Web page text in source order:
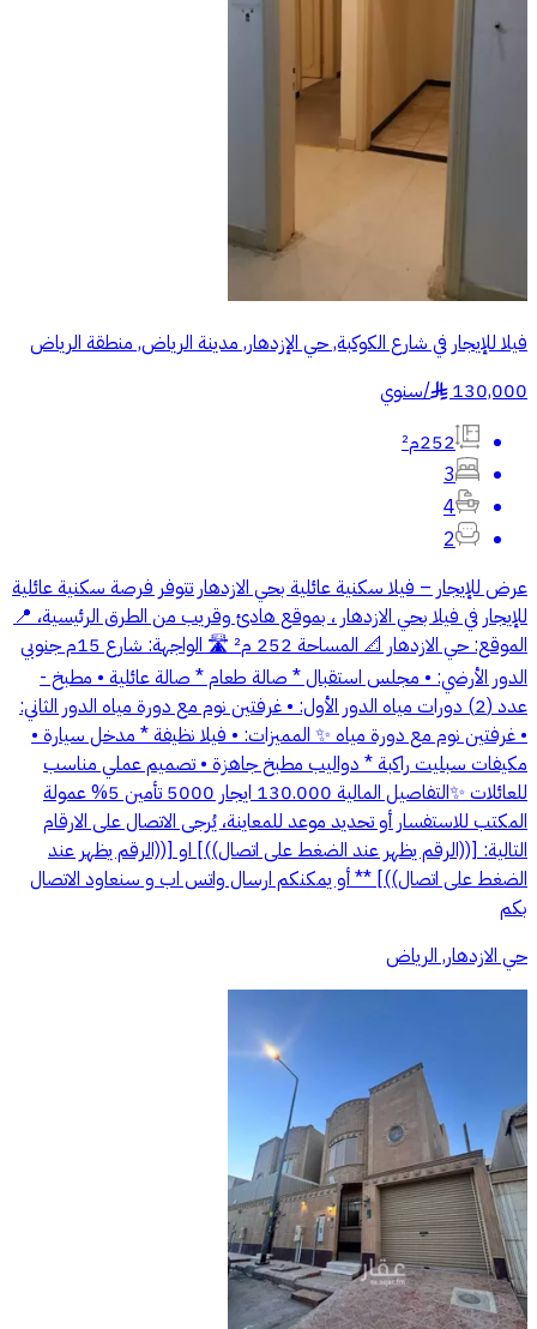
فيلا للإيجار في شارع الكوكبة, حي الإزدهار, مدينة الرياض, منطقة الرياض
130,000
§
/سنوي
252م²
3
4
2
عرض للإيجار – فيلا سكنية عائلية بحي الازدهار تتوفر فرصة سكنية عائلية
للإيجار في فيلا بحي الازدهار ، بموقع هادئ وقريب من الطرق الرئيسية، 📍
الموقع: حي الازدهار 📐 المساحة 252 م² 🛣️ الواجهة: شارع 15م جنوبي
الدور الأرضي: • مجلس استقبال * صالة طعام * صالة عائلية • مطبخ -
عدد (2) دورات مياه الدور الأول: • غرفتين نوم مع دورة مياه الدور الثاني:
• غرفتين نوم مع دورة مياه ✨ المميزات: • فيلا نظيفة * مدخل سيارة •
مكيفات سبليت راكبة * دواليب مطبخ جاهزة • تصميم عملي مناسب
للعائلات ✨التفاصيل المالية 130.000 ايجار 5000 تأمين 5% عمولة
المكتب للاستفسار أو تحديد موعد للمعاينة، يُرجى الاتصال على الارقام
التالية: [((الرقم يظهر عند الضغط على اتصال))] او [((الرقم يظهر عند
الضغط على اتصال))] ** أو يمكنكم ارسال واتس اب و سنعاود الاتصال
بكم
حي الازدهار, الرياض